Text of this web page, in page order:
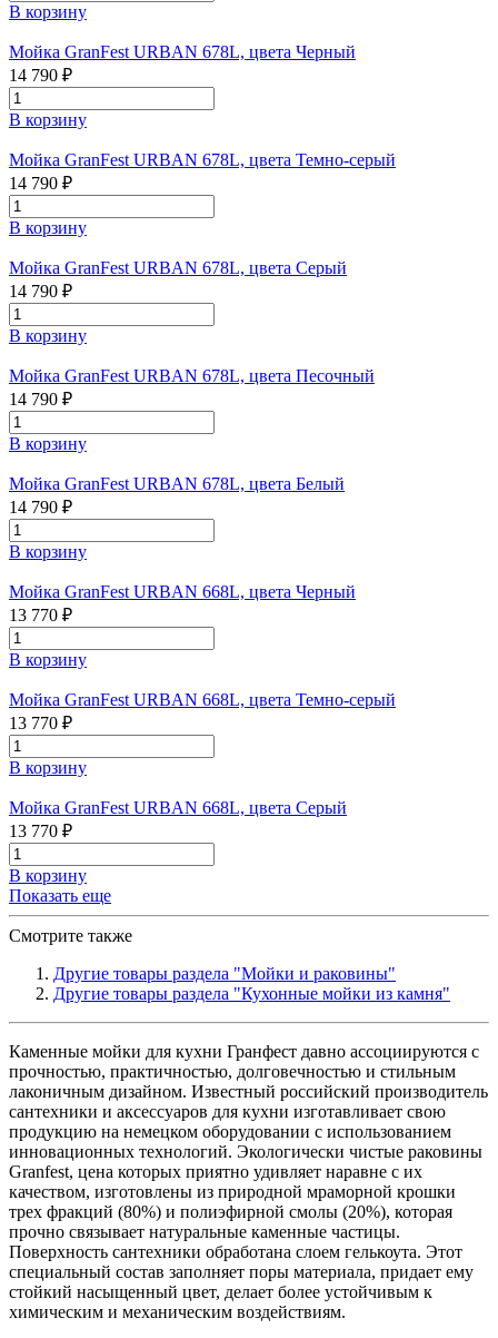
В корзину
Мойка GranFest URBAN 678L, цвета Черный
14 790 ₽
В корзину
Мойка GranFest URBAN 678L, цвета Темно-серый
14 790 ₽
В корзину
Мойка GranFest URBAN 678L, цвета Серый
14 790 ₽
В корзину
Мойка GranFest URBAN 678L, цвета Песочный
14 790 ₽
В корзину
Мойка GranFest URBAN 678L, цвета Белый
14 790 ₽
В корзину
Мойка GranFest URBAN 668L, цвета Черный
13 770 ₽
В корзину
Мойка GranFest URBAN 668L, цвета Темно-серый
13 770 ₽
В корзину
Мойка GranFest URBAN 668L, цвета Серый
13 770 ₽
В корзину
Показать еще
Смотрите также
Другие товары раздела "Мойки и раковины"
Другие товары раздела "Кухонные мойки из камня"
Каменные мойки для кухни Гранфест давно ассоциируются с
прочностью, практичностью, долговечностью и стильным
лаконичным дизайном. Известный российский производитель
сантехники и аксессуаров для кухни изготавливает свою
продукцию на немецком оборудовании с использованием
инновационных технологий. Экологически чистые раковины
Granfest, цена которых приятно удивляет наравне с их
качеством, изготовлены из природной мраморной крошки
трех фракций (80%) и полиэфирной смолы (20%), которая
прочно связывает натуральные каменные частицы.
Поверхность сантехники обработана слоем гелькоута. Этот
специальный состав заполняет поры материала, придает ему
стойкий насыщенный цвет, делает более устойчивым к
химическим и механическим воздействиям.